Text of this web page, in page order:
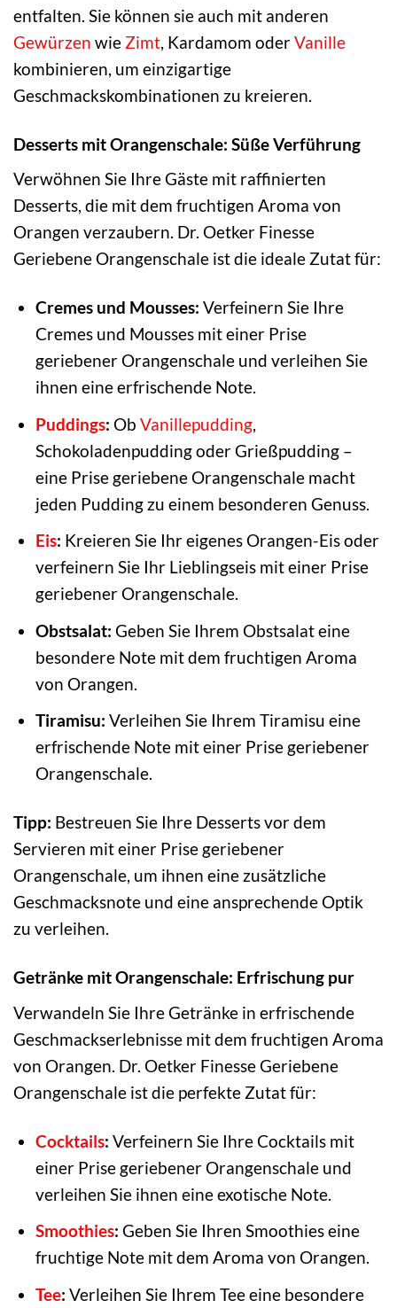
entfalten. Sie können sie auch mit anderen
Gewürzen wie Zimt , Kardamom oderVanille
kombinieren, um einzigartige
Geschmackskombinationen zu kreieren.
Desserts mit Orangenschale: Süße Verführung
Verwöhnen Sie Ihre Gäste mit raffinierten
Desserts, die mit dem fruchtigen Aroma von
Orangen verzaubern. Dr. Oetker Finesse
Geriebene Orangenschale ist die ideale Zutat für:
Cremes und Mousses: Verfeinern Sie Ihre
Cremes und Mousses mit einer Prise
geriebener Orangenschale und verleihen Sie
ihnen eine erfrischende Note.
Puddings: Ob Vanillepudding,
Schokoladenpudding oder Grießpudding –
eine Prise geriebene Orangenschale macht
jeden Pudding zu einem besonderen Genuss.
Eis: Kreieren Sie Ihr eigenes Orangen-Eis oder
verfeinern Sie Ihr Lieblingseis mit einer Prise
geriebener Orangenschale.
Obstsalat: Geben Sie Ihrem Obstsalat eine
besondere Note mit dem fruchtigen Aroma
von Orangen.
Tiramisu: Verleihen Sie Ihrem Tiramisu eine
erfrischende Note mit einer Prise geriebener
Orangenschale.
Tipp: Bestreuen Sie Ihre Desserts vor dem
Servieren mit einer Prise geriebener
Orangenschale, um ihnen eine zusätzliche
Geschmacksnote und eine ansprechende Optik
zu verleihen.
Getränke mit Orangenschale: Erfrischung pur
Verwandeln Sie Ihre Getränke in erfrischende
Geschmackserlebnisse mit dem fruchtigen Aroma
von Orangen. Dr. Oetker Finesse Geriebene
Orangenschale ist die perfekte Zutat für:
Cocktails: Verfeinern Sie Ihre Cocktails mit
einer Prise geriebener Orangenschale und
verleihen Sie ihnen eine exotische Note.
Smoothies: Geben Sie Ihren Smoothies eine
fruchtige Note mit dem Aroma von Orangen.
Tee: Verleihen Sie Ihrem Tee eine besondere